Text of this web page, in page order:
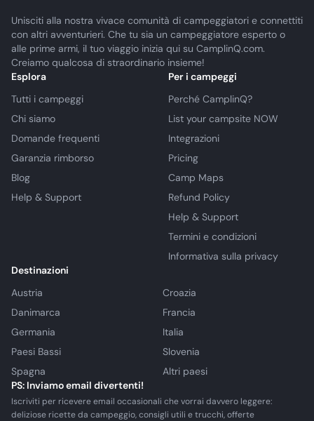
Unisciti alla nostra vivace comunità di campeggiatori e connettiti
con altri avventurieri. Che tu sia un campeggiatore esperto o
alle prime armi, il tuo viaggio inizia qui su CamplinQ.com.
Creiamo qualcosa di straordinario insieme!
Esplora
Tutti i campeggi
Chi siamo
Domande frequenti
Garanzia rimborso
Blog
Help & Support
Per i campeggi
Perché CamplinQ?
List your campsite NOW
Integrazioni
Pricing
Camp Maps
Refund Policy
Help & Support
Termini e condizioni
Informativa sulla privacy
Destinazioni
Austria
Croazia
Danimarca
Francia
Germania
Italia
Paesi Bassi
Slovenia
Spagna
Altri paesi
PS: Inviamo email divertenti!
Iscriviti per ricevere email occasionali che vorrai davvero leggere:
deliziose ricette da campeggio, consigli utili e trucchi, offerte